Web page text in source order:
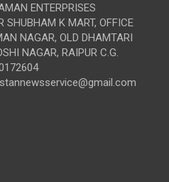
ENTERPRISES
SHUBHAM K MART, OFFICE
NAGAR, OLD DHAMTARI
NAGAR, RAIPUR C.G.